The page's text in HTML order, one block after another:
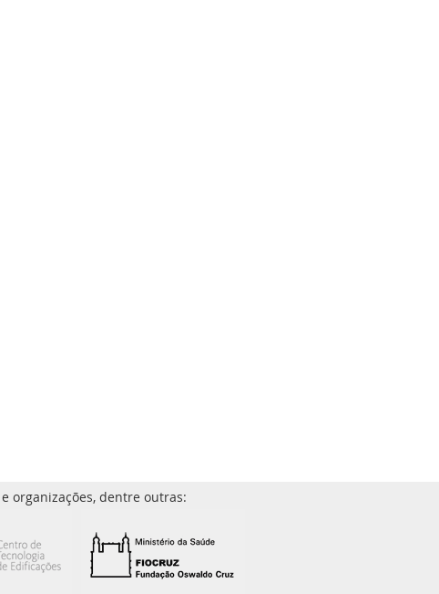
organizações, dentre outras: